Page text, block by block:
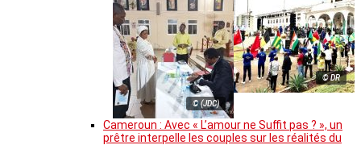
© DR
© (JDC)
Cameroun : Avec « L’amour ne Suffit pas ? », un
prêtre interpelle les couples sur les réalités du